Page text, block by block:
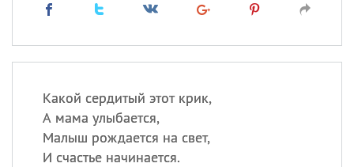
Какой сердитый этот крик,
А мама улыбается,
Малыш рождается на свет,
И счастье начинается.
Посмотреть значение